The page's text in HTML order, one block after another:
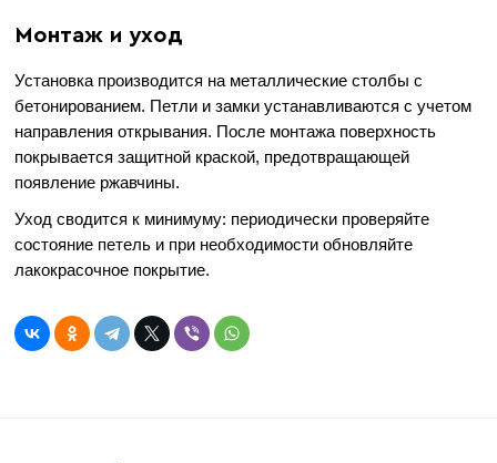
Монтаж и уход
Установка производится на металлические столбы с
бетонированием. Петли и замки устанавливаются с учетом
направления открывания. После монтажа поверхность
покрывается защитной краской, предотвращающей
появление ржавчины.
Уход сводится к минимуму: периодически проверяйте
состояние петель и при необходимости обновляйте
лакокрасочное покрытие.